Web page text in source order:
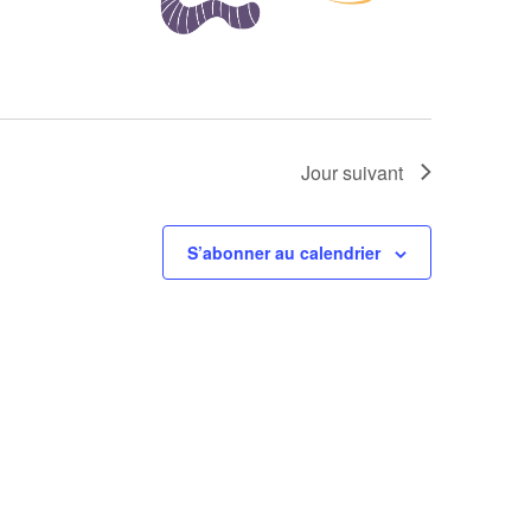
Jour suivant
S’abonner au calendrier